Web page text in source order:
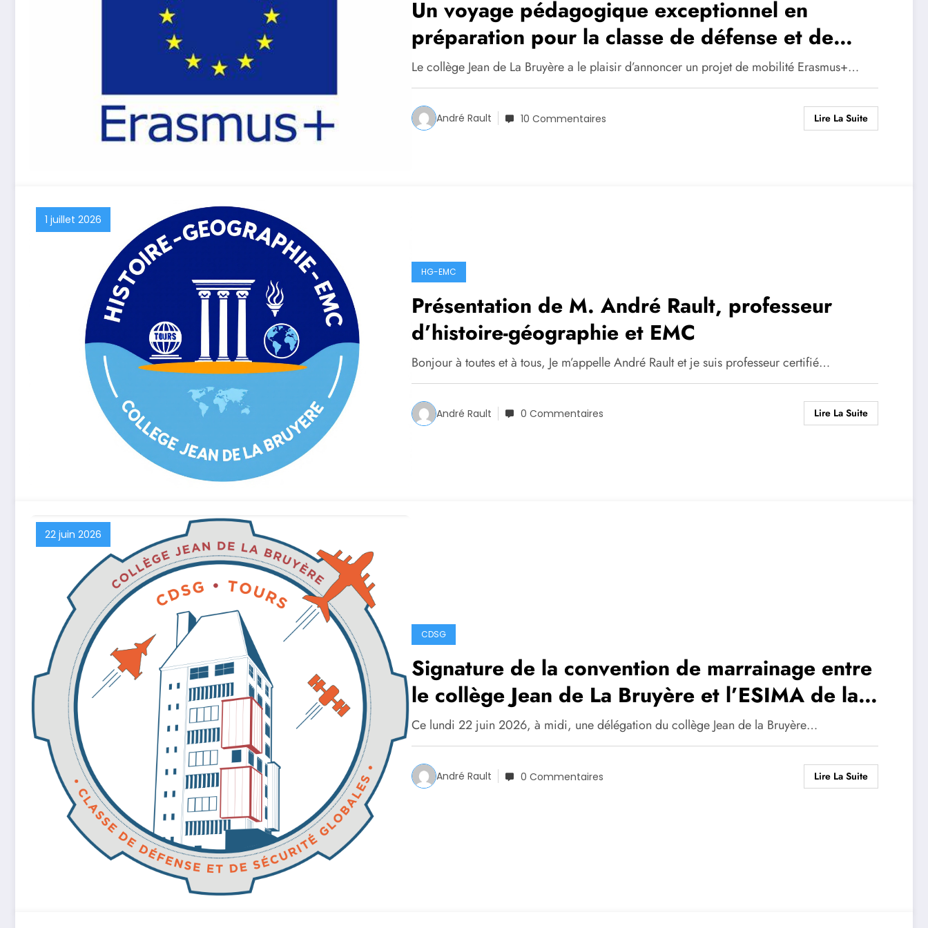
Un voyage pédagogique exceptionnel en
préparation pour la classe de défense et de
sécurité globales !
Le collège Jean de La Bruyère a le plaisir d’annoncer un projet de mobilité Erasmus+…
André Rault 10 Commentaires Lire La Suite
1 juillet 2026
HG-EMC
Présentation de M. André Rault, professeur
d’histoire-géographie et EMC
Bonjour à toutes et à tous, Je m’appelle André Rault et je suis professeur certifié…
André Rault 0 Commentaires Lire La Suite
22 juin 2026
CDSG
Signature de la convention de marrainage entre
le collège Jean de La Bruyère et l’ESIMA de la
BA 705 de Tours
Ce lundi 22 juin 2026, à midi, une délégation du collège Jean de la Bruyère…
André Rault 0 Commentaires Lire La Suite